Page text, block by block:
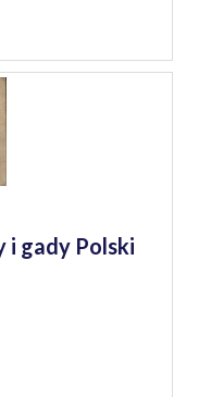
i gady Polski